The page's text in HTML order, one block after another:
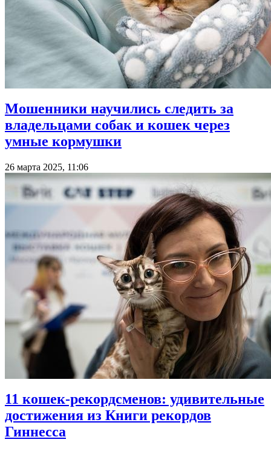
Мошенники научились следить за
владельцами собак и кошек через
умные кормушки
26 марта 2025, 11:06
11 кошек-рекордсменов: удивительные
достижения из Книги рекордов
Гиннесса